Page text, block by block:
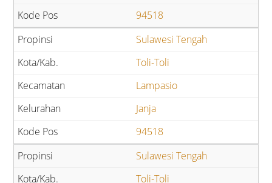
94518
Sulawesi Tengah
Toli-Toli
Lampasio
Janja
94518
Sulawesi Tengah
Toli-Toli